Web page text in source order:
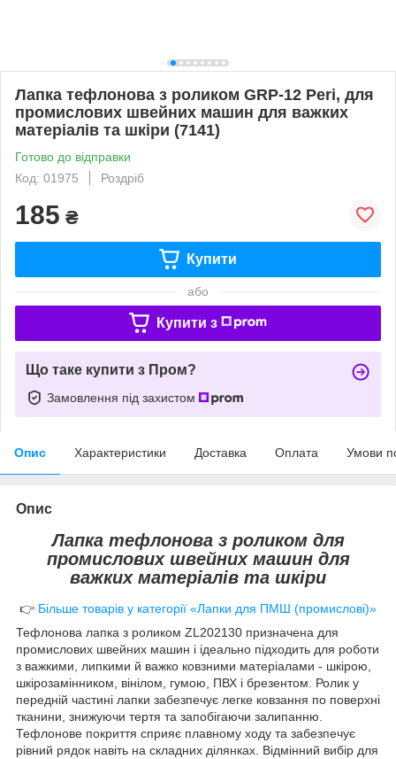
Лапка тефлонова з роликом GRP-12 Peri, для
промислових швейних машин для важких
матеріалів та шкіри (7141)
Готово до відправки
Код: 01975
Роздріб
185 ₴
Купити
або
Купити з
Що таке купити з Пром?
Замовлення під захистом
Опис Характеристики Доставка Оплата Умови
Опис
Лапка тефлонова з роликом для
промислових швейних машин для
важких матеріалів та шкіри
👉 Більше товарів у категорії «Лапки для ПМШ (промислові)»
Тефлонова лапка з роликом ZL202130 призначена для
промислових швейних машин і ідеально підходить для роботи
з важкими, липкими й важко ковзними матеріалами - шкірою,
шкірозамінником, вінілом, гумою, ПВХ і брезентом. Ролик у
передній частині лапки забезпечує легке ковзання по поверхні
тканини, знижуючи тертя та запобігаючи залипанню.
Тефлонове покриття сприяє плавному ходу та забезпечує
рівний рядок навіть на складних ділянках. Відмінний вибір для